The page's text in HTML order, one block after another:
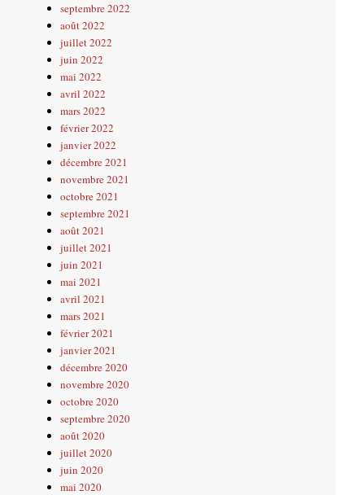
septembre 2022
août 2022
juillet 2022
juin 2022
mai 2022
avril 2022
mars 2022
février 2022
janvier 2022
décembre 2021
novembre 2021
octobre 2021
septembre 2021
août 2021
juillet 2021
juin 2021
mai 2021
avril 2021
mars 2021
février 2021
janvier 2021
décembre 2020
novembre 2020
octobre 2020
septembre 2020
août 2020
juillet 2020
juin 2020
mai 2020